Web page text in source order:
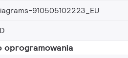
910505102223_EU
oprogramowania